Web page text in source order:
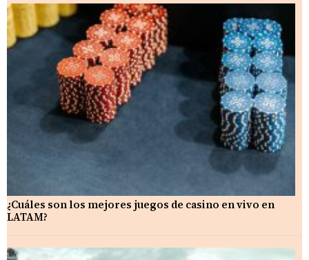
¿Cuáles son los mejores juegos de casino en vivo en
LATAM?